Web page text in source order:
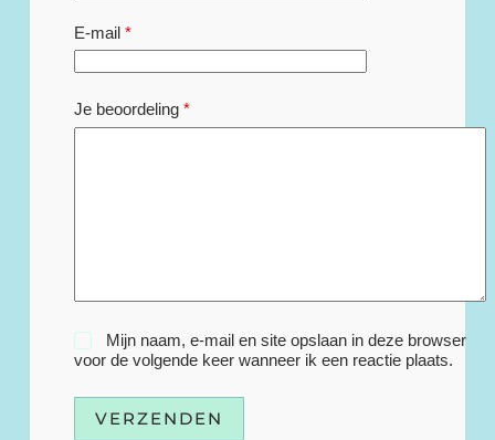
E-mail*
Je beoordeling *
Mijn naam, e-mail en site opslaan in deze browser
voor de volgende keer wanneer ik een reactie plaats.
VERZENDEN